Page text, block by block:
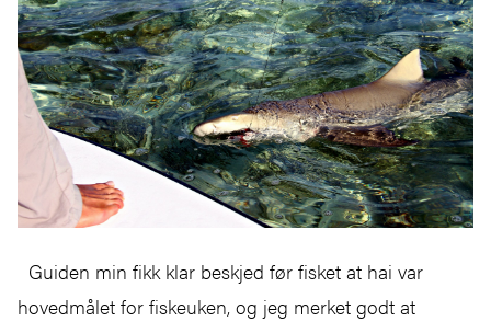
Guiden min fikk klar beskjed før fisket at hai var
hovedmålet for fiskeuken, og jeg merket godt at